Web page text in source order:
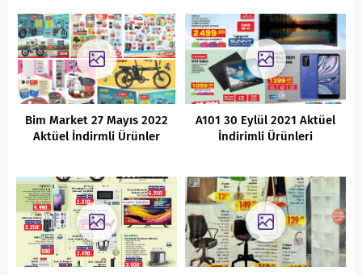
Bim Market 27 Mayıs 2022
Aktüel İndirmli Ürünler
A101 30 Eylül 2021 Aktüel
İndirimli Ürünleri